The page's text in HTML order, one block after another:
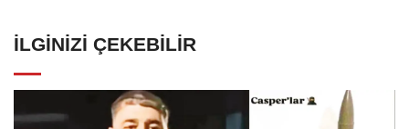
İLGINIZI ÇEKEBILIR